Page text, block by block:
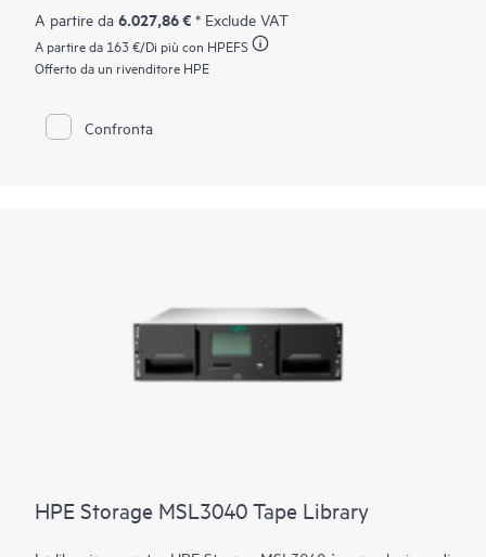
256 bit fornisce una protezione facile da abilitare, per i dati più
sensibili e per impedire l'accesso non autorizzato alle cartucce a
nastro. LTFS è un formato aperto per l'archiviazione di dati su
nastro, che rende i nastri LTO di quinta generazione, e
Matching ottimizza ulteriormente le prestazioni adeguando la
velocità del sistema host al flusso delle unità, per prestazioni
A partire da 6.027,86 € * Exclude VAT
A partire da 163 €/Di più con HPEFS
Offerto da un rivenditore HPE
Confronta
HPE Storage MSL3040 Tape Library